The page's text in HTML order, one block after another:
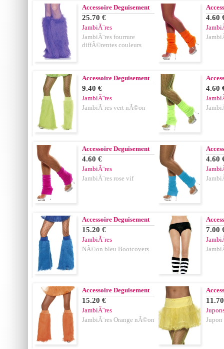
Accessoire Deguisement
25.70 €
JambiÃ¨res
JambiÃ¨res fourrure
diffÃ©rentes couleurs
4.60
Accessoire Deguisement
9.40 €
JambiÃ¨res
JambiÃ¨res vert nÃ©on
4.60
Accessoire Deguisement
4.60 €
JambiÃ¨res
JambiÃ¨res rose vif
4.60
Accessoire Deguisement
15.20 €
JambiÃ¨res
NÃ©on bleu Bootcovers
7.00
Accessoire Deguisement
15.20 €
JambiÃ¨res
JambiÃ¨res Orange nÃ©on